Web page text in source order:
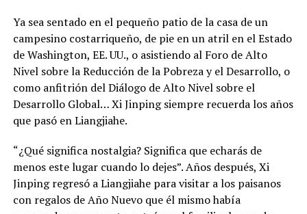
Ya sea sentado en el pequeño patio de la casa de un
campesino costarriqueño, de pie en un atril en el Estado
de Washington, EE. UU., o asistiendo al Foro de Alto
Nivel sobre la Reducción de la Pobreza y el Desarrollo, o
como anfitrión del Diálogo de Alto Nivel sobre el
Desarrollo Global… Xi Jinping siempre recuerda los años
que pasó en Liangjiahe.
“¿Qué significa nostalgia? Significa que echarás de
menos este lugar cuando lo dejes”. Años después, Xi
Jinping regresó a Liangjiahe para visitar a los paisanos
con regalos de Año Nuevo que él mismo había